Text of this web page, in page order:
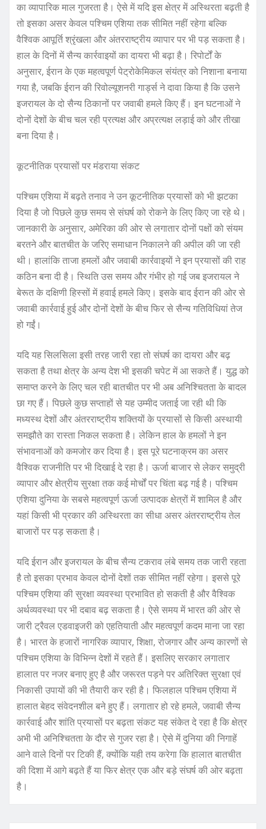
का व्यापारिक माल गुजरता है। ऐसे में यदि इस क्षेत्र में अस्थिरता बढ़ती है
तो इसका असर केवल पश्चिम एशिया तक सीमित नहीं रहेगा बल्कि
वैश्विक आपूर्ति श्रृंखला और अंतरराष्ट्रीय व्यापार पर भी पड़ सकता है।
हाल के दिनों में सैन्य कार्रवाइयों का दायरा भी बढ़ा है। रिपोर्टों के
अनुसार, ईरान के एक महत्वपूर्ण पेट्रोकेमिकल संयंत्र को निशाना बनाया
गया है, जबकि ईरान की रिवोल्यूशनरी गार्ड्स ने दावा किया है कि उसने
इजरायल के दो सैन्य ठिकानों पर जवाबी हमले किए हैं। इन घटनाओं ने
दोनों देशों के बीच चल रही प्रत्यक्ष और अप्रत्यक्ष लड़ाई को और तीखा
बना दिया है।
कूटनीतिक प्रयासों पर मंडराया संकट
पश्चिम एशिया में बढ़ते तनाव ने उन कूटनीतिक प्रयासों को भी झटका
दिया है जो पिछले कुछ समय से संघर्ष को रोकने के लिए किए जा रहे थे।
जानकारी के अनुसार, अमेरिका की ओर से लगातार दोनों पक्षों को संयम
बरतने और बातचीत के जरिए समाधान निकालने की अपील की जा रही
थी। हालांकि ताजा हमलों और जवाबी कार्रवाइयों ने इन प्रयासों की राह
कठिन बना दी है। स्थिति उस समय और गंभीर हो गई जब इजरायल ने
बेरूत के दक्षिणी हिस्सों में हवाई हमले किए। इसके बाद ईरान की ओर से
जवाबी कार्रवाई हुई और दोनों देशों के बीच फिर से सैन्य गतिविधियां तेज
हो गईं।
यदि यह सिलसिला इसी तरह जारी रहा तो संघर्ष का दायरा और बढ़
सकता है तथा क्षेत्र के अन्य देश भी इसकी चपेट में आ सकते हैं। युद्ध को
समाप्त करने के लिए चल रही बातचीत पर भी अब अनिश्चितता के बादल
छा गए हैं। पिछले कुछ सप्ताहों से यह उम्मीद जताई जा रही थी कि
मध्यस्थ देशों और अंतरराष्ट्रीय शक्तियों के प्रयासों से किसी अस्थायी
समझौते का रास्ता निकल सकता है। लेकिन हाल के हमलों ने इन
संभावनाओं को कमजोर कर दिया है। इस पूरे घटनाक्रम का असर
वैश्विक राजनीति पर भी दिखाई दे रहा है। ऊर्जा बाजार से लेकर समुद्री
व्यापार और क्षेत्रीय सुरक्षा तक कई मोर्चों पर चिंता बढ़ गई है। पश्चिम
एशिया दुनिया के सबसे महत्वपूर्ण ऊर्जा उत्पादक क्षेत्रों में शामिल है और
यहां किसी भी प्रकार की अस्थिरता का सीधा असर अंतरराष्ट्रीय तेल
बाजारों पर पड़ सकता है।
यदि ईरान और इजरायल के बीच सैन्य टकराव लंबे समय तक जारी रहता
है तो इसका प्रभाव केवल दोनों देशों तक सीमित नहीं रहेगा। इससे पूरे
पश्चिम एशिया की सुरक्षा व्यवस्था प्रभावित हो सकती है और वैश्विक
अर्थव्यवस्था पर भी दबाव बढ़ सकता है। ऐसे समय में भारत की ओर से
जारी ट्रैवल एडवाइजरी को एहतियाती और महत्वपूर्ण कदम माना जा रहा
है। भारत के हजारों नागरिक व्यापार, शिक्षा, रोजगार और अन्य कारणों से
पश्चिम एशिया के विभिन्न देशों में रहते हैं। इसलिए सरकार लगातार
हालात पर नजर बनाए हुए है और जरूरत पड़ने पर अतिरिक्त सुरक्षा एवं
निकासी उपायों की भी तैयारी कर रही है। फिलहाल पश्चिम एशिया में
हालात बेहद संवेदनशील बने हुए हैं। लगातार हो रहे हमले, जवाबी सैन्य
कार्रवाई और शांति प्रयासों पर बढ़ता संकट यह संकेत दे रहा है कि क्षेत्र
अभी भी अनिश्चितता के दौर से गुजर रहा है। ऐसे में दुनिया की निगाहें
आने वाले दिनों पर टिकी हैं, क्योंकि यही तय करेगा कि हालात बातचीत
की दिशा में आगे बढ़ते हैं या फिर क्षेत्र एक और बड़े संघर्ष की ओर बढ़ता
है।